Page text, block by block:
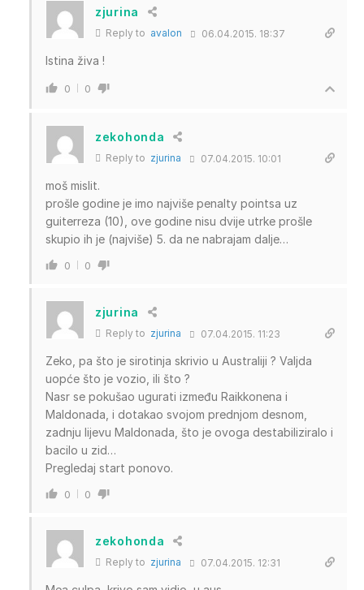
zjurina
Reply to avalon 06.04.2015. 18:37
Istina živa !
0 0
zekohonda
Reply to zjurina 07.04.2015. 10:01
moš mislit.
prošle godine je imo najviše penalty pointsa uz
guiterreza (10), ove godine nisu dvije utrke prošle
skupio ih je (najviše) 5. da ne nabrajam dalje…
0 0
zjurina
Reply to zjurina 07.04.2015. 11:23
Zeko, pa što je sirotinja skrivio u Australiji ? Valjda
uopće što je vozio, ili što ?
Nasr se pokušao ugurati između Raikkonena i
Maldonada, i dotakao svojom prednjom desnom,
zadnju lijevu Maldonada, što je ovoga destabiliziralo i
bacilo u zid…
Pregledaj start ponovo.
0 0
zekohonda
Reply to zjurina 07.04.2015. 12:31